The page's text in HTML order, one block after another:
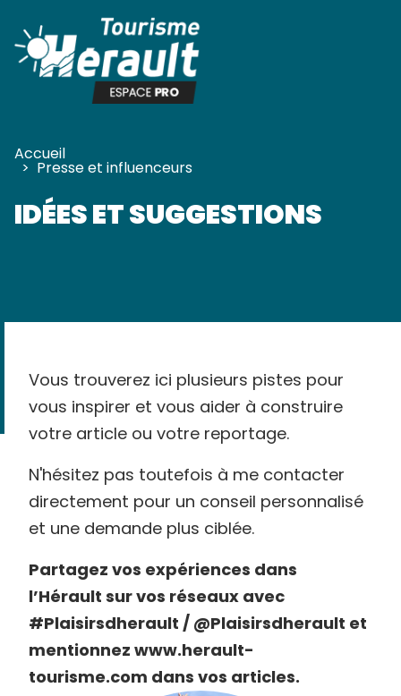
Accueil
> Presse et influenceurs
IDÉES ET SUGGESTIONS
Vous trouverez ici plusieurs pistes pour
vous inspirer et vous aider à construire
votre article ou votre reportage.
N'hésitez pas toutefois à me contacter
directement pour un conseil personnalisé
et une demande plus ciblée.
Partagez vos expériences dans
l’Hérault sur vos réseaux avec
#Plaisirsdherault / @Plaisirsdherault et
mentionnez www.herault-
tourisme.com dans vos articles.